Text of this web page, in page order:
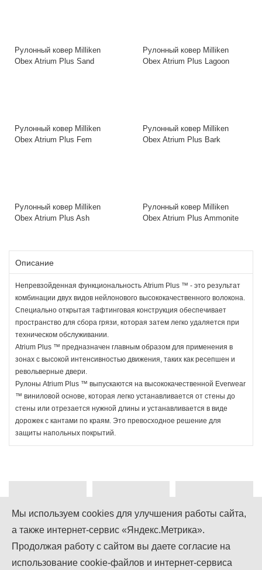
Рулонный ковер Milliken
Obex Atrium Plus Sand
Рулонный ковер Milliken
Obex Atrium Plus Lagoon
Рулонный ковер Milliken
Obex Atrium Plus Fem
Рулонный ковер Milliken
Obex Atrium Plus Bark
Рулонный ковер Milliken
Obex Atrium Plus Ash
Рулонный ковер Milliken
Obex Atrium Plus Ammonite
Описание
Непревзойденная функциональность Atrium Plus ™ - это результат
комбинации двух видов нейлонового высококачественного волокона.
Специально открытая тафтинговая конструкция обеспечивает
пространство для сбора грязи, которая затем легко удаляется при
техническом обслуживании.
Atrium Plus ™ предназначен главным образом для применения в
зонах с высокой интенсивностью движения, таких как ресепшен и
револьверные двери.
Рулоны Atrium Plus ™ выпускаются на высококачественной Everwear
™ виниловой основе, которая легко устанавливается от стены до
стены или отрезается нужной длины и устанавливается в виде
дорожек с кантами по краям. Это превосходное решение для
защиты напольных покрытий.
+7 (499) 755-92-79
Понедельник-Пятница: 9.00 - 18.00
Мы используем cookies для улучшения работы сайта,
а также интернет-сервис «Яндекс.Метрика».
Продолжая работу с сайтом вы даете согласие на
использование cookie-файлов и интернет-сервиса